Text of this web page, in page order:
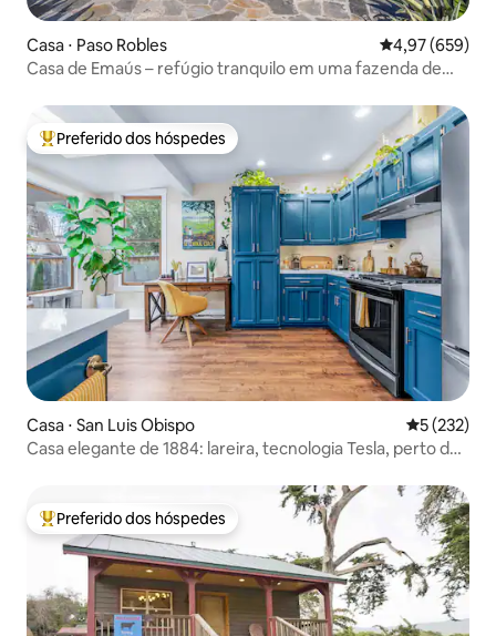
Casa ⋅ Paso Robles 4,97 de uma
4,97 (659)
Casa de Emaús – refúgio tranquilo em uma fazenda de
Entre os melhores preferidos dos hóspedes
Preferido dos hóspedes
Casa ⋅ San Luis Obispo 5 de uma
5 (232)
Casa elegante de 1884: lareira, tecnologia Tesla, perto de
Entre os melhores preferidos dos hóspedes
Preferido dos hóspedes